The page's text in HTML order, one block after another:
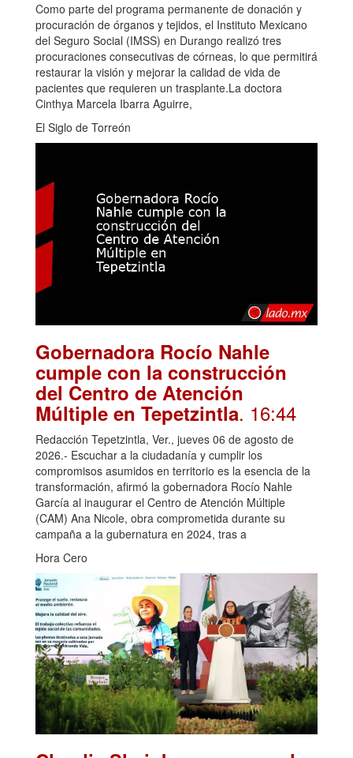
Como parte del programa permanente de donación y
procuración de órganos y tejidos, el Instituto Mexicano
del Seguro Social (IMSS) en Durango realizó tres
procuraciones consecutivas de córneas, lo que permitirá
restaurar la visión y mejorar la calidad de vida de
pacientes que requieren un trasplante.La doctora
Cinthya Marcela Ibarra Aguirre,
El Siglo de Torreón
Gobernadora Rocío Nahle
cumple con la construcción
del Centro de Atención
Múltiple en Tepetzintla. 16:44
Redacción Tepetzintla, Ver., jueves 06 de agosto de
2026.- Escuchar a la ciudadanía y cumplir los
compromisos asumidos en territorio es la esencia de la
transformación, afirmó la gobernadora Rocío Nahle
García al inaugurar el Centro de Atención Múltiple
(CAM) Ana Nicole, obra comprometida durante su
campaña a la gubernatura en 2024, tras a
Hora Cero